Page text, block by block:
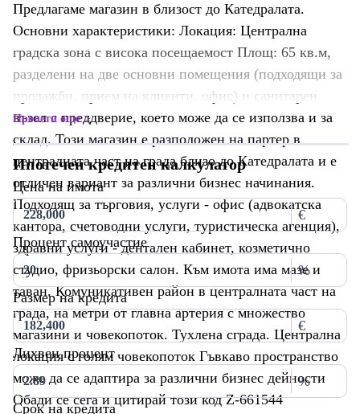
Предлагаме магазин в близост до Катедралата.
Основни характеристики: Локация: Централна
градска зона с висока посещаемост Площ: 65 кв.м,
разделени на две основни помещения (подходящи за
продажби, прием на клиенти, офис) и санитарен
възел с преддверие, което може да се използва и за
склад. Този магазин е разположен на партер в
централната част на града близо до Катедралата и е
отличен вариант за различни бизнес начинания.
Подходящ за търговия, услуги - офис (адвокатска
кантора, счетоводни услуги, туристическа агенция),
здравни услуги - дентален кабинет, козметично
студио, фризьорски салон. Към имота има мазе и
таван. Комуникативен район в централната част на
града, на метри от главна артерия с множество
магазини и човекопоток. Тухлена сграда. Централна
локация с голям човекопоток Гъвкаво пространство
може да се адаптира за различни бизнес дейности
Обади се сега и цитирай този код Z-661544
Прочети още
Ипотечен кредитен калкулатор
Цена на имота
€
Процент самоучастие
%
Размер на кредита
€
Лихвен процент
%
Срок на кредита